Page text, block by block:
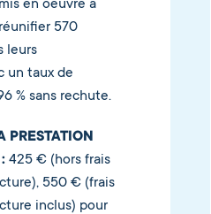
570
leurs
un taux de
% sans rechute.
PRESTATION
425 € (hors frais
550 € (frais
inclus) pour